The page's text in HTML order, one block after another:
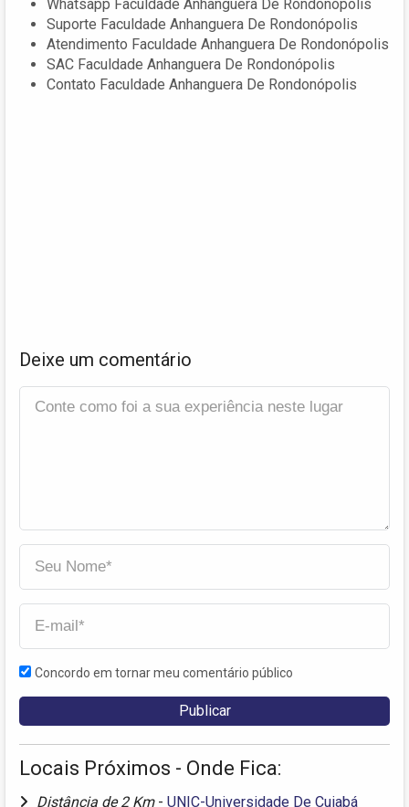
Whatsapp Faculdade Anhanguera De Rondonópolis
Suporte Faculdade Anhanguera De Rondonópolis
Atendimento Faculdade Anhanguera De Rondonópolis
SAC Faculdade Anhanguera De Rondonópolis
Contato Faculdade Anhanguera De Rondonópolis
Deixe um comentário
Concordo em tornar meu comentário público
Locais Próximos - Onde Fica:
Distância de 2 Km - UNIC-Universidade De Cuiabá